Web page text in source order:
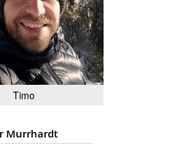
Timo
Murrhardt